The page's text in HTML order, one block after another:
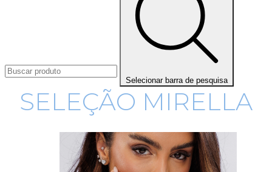
Selecionar barra de pesquisa
SELEÇÃO MIRELLA